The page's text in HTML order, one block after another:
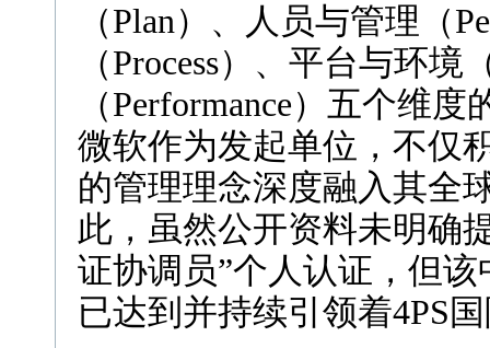
（Plan）、人员与管理（
（Process）、平台与环
（Performance）五个维
微软作为发起单位，不仅
的管理理念深度融入其全
此，虽然公开资料未明确
证协调员”个人认证，但
已达到并持续引领着4PS